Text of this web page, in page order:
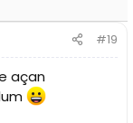
#19
açan